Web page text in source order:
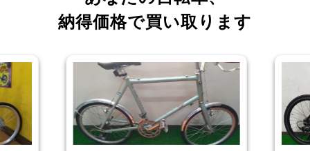
納得価格で買い取ります